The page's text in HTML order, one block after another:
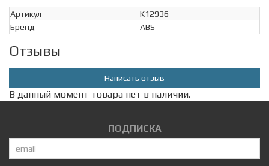
Артикул
K12936
Бренд
ABS
Отзывы
Написать отзыв
В данный момент товара нет в наличии.
ПОДПИСКА